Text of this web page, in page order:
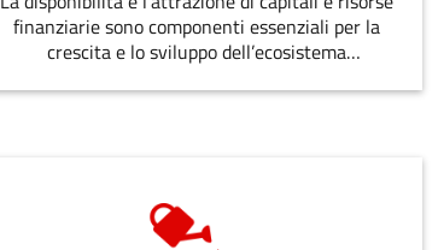
finanziarie sono componenti essenziali per la
crescita e lo sviluppo dell’ecosistema